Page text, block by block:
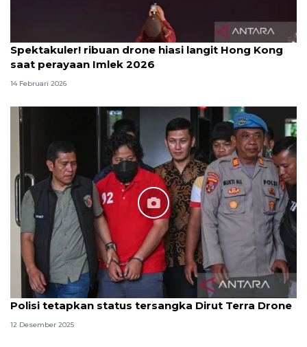
Spektakuler! ribuan drone hiasi langit Hong Kong
saat perayaan Imlek 2026
14 Februari 2026
Polisi tetapkan status tersangka Dirut Terra Drone
12 Desember 2025